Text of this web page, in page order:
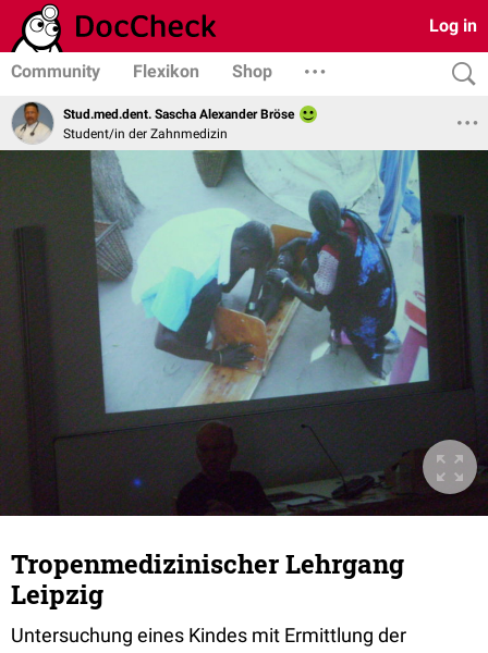
Log in
Community Flexikon Shop
Stud.med.dent. Sascha Alexander Bröse
Student/in der Zahnmedizin
Tropenmedizinischer Lehrgang
Leipzig
Untersuchung eines Kindes mit Ermittlung der